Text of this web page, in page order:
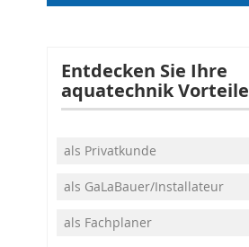
Entdecken Sie Ihre
aquatechnik Vorteile
als Privatkunde
als GaLaBauer/Installateur
als Fachplaner